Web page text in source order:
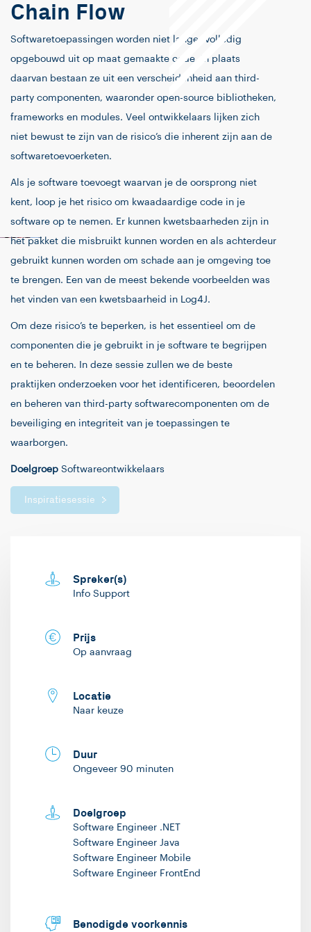
Chain Flow
Softwaretoepassingen worden niet langer volledig
opgebouwd uit op maat gemaakte code. In plaats
daarvan bestaan ze uit een verscheidenheid aan third-
party componenten, waaronder open-source bibliotheken,
frameworks en modules. Veel ontwikkelaars lijken zich
niet bewust te zijn van de risico’s die inherent zijn aan de
softwaretoevoerketen.
Als je software toevoegt waarvan je de oorsprong niet
kent, loop je het risico om kwaadaardige code in je
software op te nemen. Er kunnen kwetsbaarheden zijn in
het pakket die misbruikt kunnen worden en als achterdeur
gebruikt kunnen worden om schade aan je omgeving toe
te brengen. Een van de meest bekende voorbeelden was
het vinden van een kwetsbaarheid in Log4J.
Om deze risico’s te beperken, is het essentieel om de
componenten die je gebruikt in je software te begrijpen
en te beheren. In deze sessie zullen we de beste
praktijken onderzoeken voor het identificeren, beoordelen
en beheren van third-party softwarecomponenten om de
beveiliging en integriteit van je toepassingen te
waarborgen.
Doelgroep Softwareontwikkelaars
Inspiratiesessie
Spreker(s)
Info Support
Prijs
Op aanvraag
Locatie
Naar keuze
Duur
Ongeveer 90 minuten
Doelgroep
Software Engineer .NET
Software Engineer Java
Software Engineer Mobile
Software Engineer FrontEnd
Benodigde voorkennis